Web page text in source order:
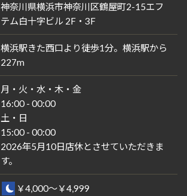
神奈川県横浜市神奈川区鶴屋町2-15エフ
テム白十字ビル 2F・3F
横浜駅きた西口より徒歩1分。横浜駅から
227m
月・火・水・木・金
16:00 - 00:00
土・日
15:00 - 00:00
2026年5月10日店休とさせていただきま
す。
￥4,000～￥4,999